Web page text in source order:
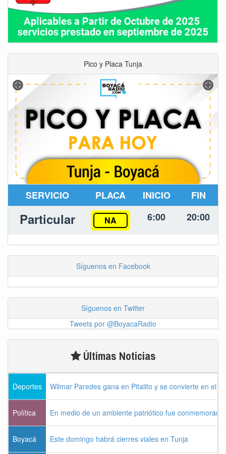
Pico y Placa Tunja
SERVICIO PLACA INICIO FIN
Particular NA 6:00 20:00
Síguenos en Facebook
Síguenos en Twitter
Tweets por @BoyacaRadio
Últimas Noticias
Deportes Wilmar Paredes gana en Pitalito y se convierte en el
Política En medio de un ambiente patriótico fue
Boyacá Este domingo habrá cierres viales en Tunja